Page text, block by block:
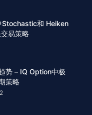
Stochastic和 Heiken
易策略
势 – IQ Option中极
策略